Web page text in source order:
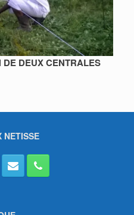
DEUX CENTRALES
NETISSE